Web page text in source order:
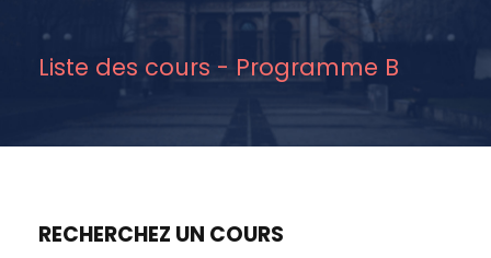
Liste des cours - Programme B
RECHERCHEZ UN COURS